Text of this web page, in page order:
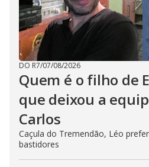
DO R7/07/08/2026
Quem é o filho de
que deixou a
Carlos
Caçula do Tremendão, Léo
bastidores